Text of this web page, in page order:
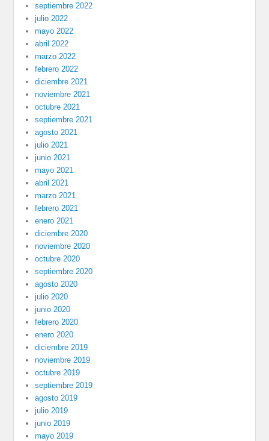
septiembre 2022
julio 2022
mayo 2022
abril 2022
marzo 2022
febrero 2022
diciembre 2021
noviembre 2021
octubre 2021
septiembre 2021
agosto 2021
julio 2021
junio 2021
mayo 2021
abril 2021
marzo 2021
febrero 2021
enero 2021
diciembre 2020
noviembre 2020
octubre 2020
septiembre 2020
agosto 2020
julio 2020
junio 2020
febrero 2020
enero 2020
diciembre 2019
noviembre 2019
octubre 2019
septiembre 2019
agosto 2019
julio 2019
junio 2019
mayo 2019